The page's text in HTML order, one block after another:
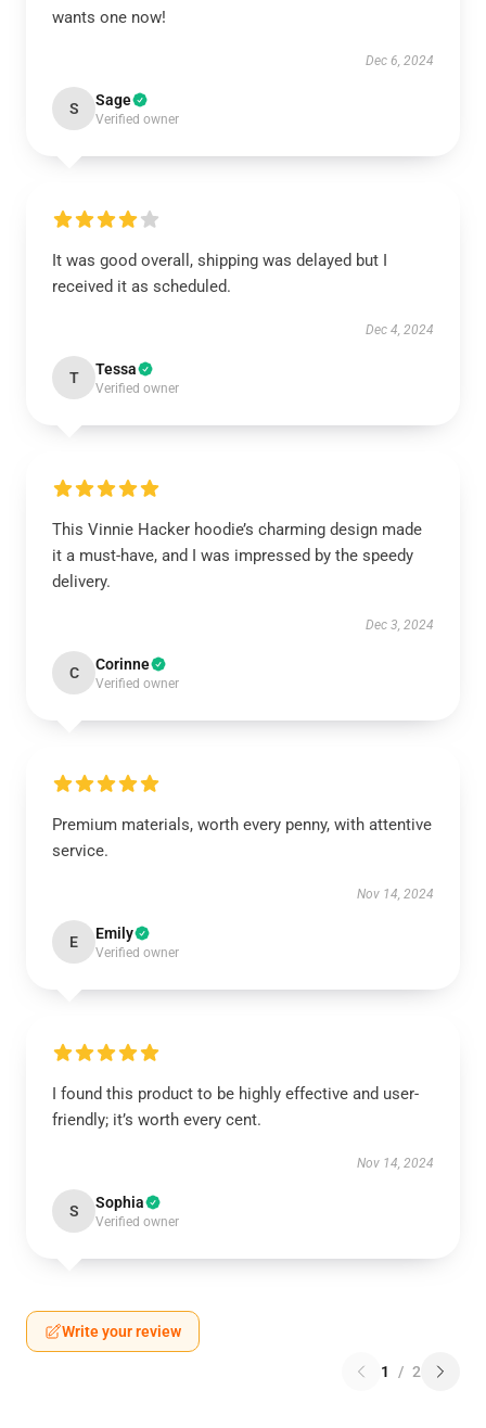
wants one now!
Dec 6, 2024
S Sage
Verified owner
It was good overall, shipping was delayed but I
received it as scheduled.
Dec 4, 2024
T Tessa
Verified owner
This Vinnie Hacker hoodie’s charming design made
it a must-have, and I was impressed by the speedy
delivery.
Dec 3, 2024
C Corinne
Verified owner
Premium materials, worth every penny, with attentive
service.
Nov 14, 2024
E Emily
Verified owner
I found this product to be highly effective and user-
friendly; it’s worth every cent.
Nov 14, 2024
S Sophia
Verified owner
Write your review
1 / 2